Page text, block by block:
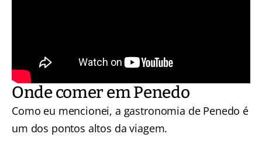
Onde comer em Penedo
Como eu mencionei, a gastronomia de Penedo é
um dos pontos altos da viagem.